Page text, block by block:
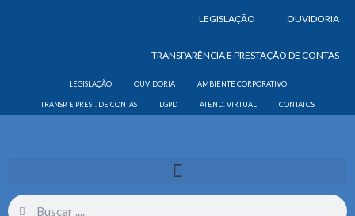
LEGISLAÇÃO OUVIDORIA
TRANSPARÊNCIA E PRESTAÇÃO DE CONTAS
LEGISLAÇÃO OUVIDORIA AMBIENTE CORPORATIVO
TRANSP. E PREST. DE CONTAS LGPD ATEND. VIRTUAL CONTATOS